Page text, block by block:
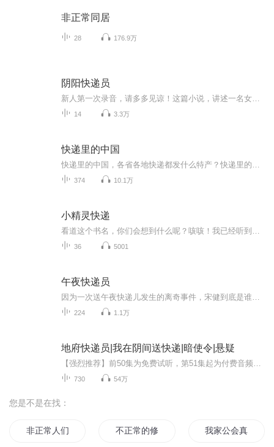
非正常同居
28 176.9万
阴阳快递员
14 3.3万
快递里的中国
374 10.1万
小精灵快递
36 5001
午夜快递员
224 1.1万
地府快递员|我在阴间送快递|暗使令|悬疑
730 54万
您是不是在找：
非正常人们的正常生活 不正常的修真路 我家公会真的正常